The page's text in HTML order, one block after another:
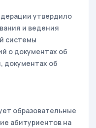
утвердило
и ведения
системы
о документах об
документах об
образовательные
абитуриентов на